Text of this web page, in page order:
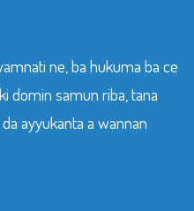
ne, ba hukuma ba ce
domin samun riba, tana
ayyukanta a wannan